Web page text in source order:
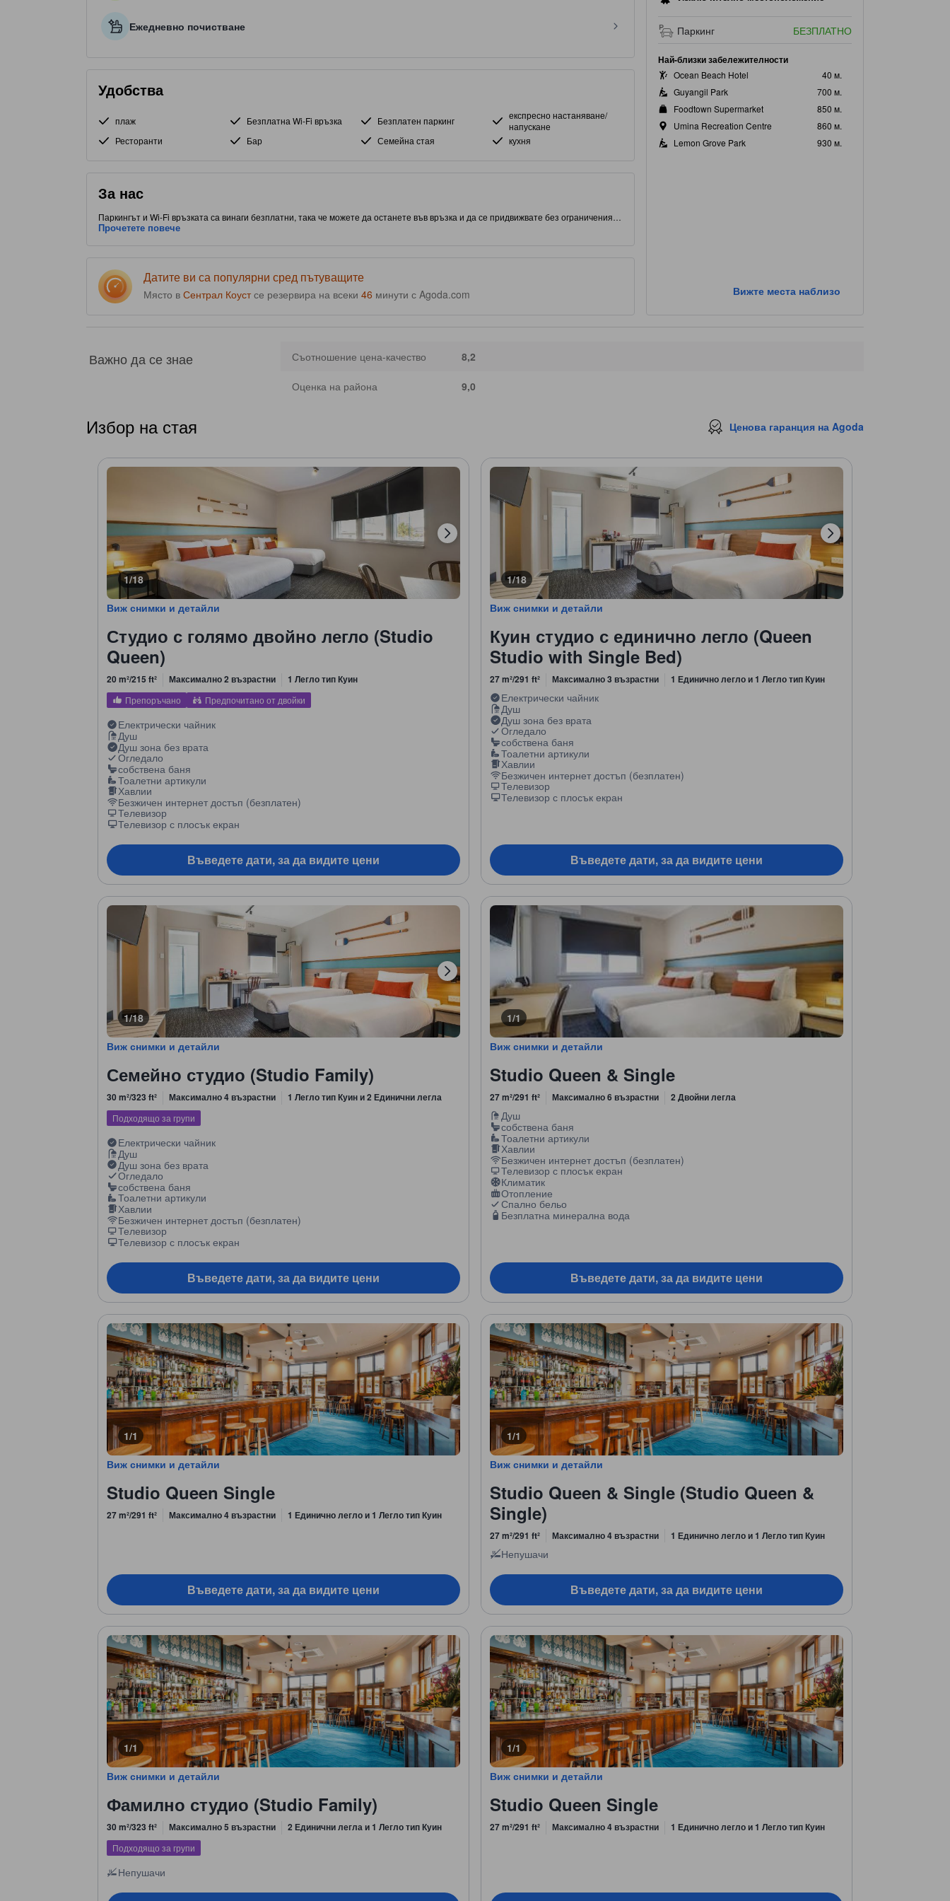
Ежедневно почистване
Удобства
плаж Безплатна Wi-Fi връзка Безплатен паркинг
експресно настаняване/
напускане
Ресторанти
Бар Семейна стая кухня
За нас
Паркингът и Wi-Fi връзката са винаги безплатни, така че можете да останете във връзка и да се придвижвате без ограничения.
С удобно разположение до Умина Бийч, част от Сентрал Коуст, този обект ви дава близък достъп до атракции и интересни
места за хранене. Този обект с 3.5 звезди предлага ресторант, за да направи престоя ви още по-богат и запомнящ се.
Прочетете повече
Датите ви са популярни сред пътуващите
Място в Сентрал Коустсе резервира на всеки 46 минути с Agoda.com
Паркинг БЕЗПЛАТНО
Най-близки забележителности
Ocean Beach Hotel
40 м.
Guyangil Park
700 м.
Foodtown Supermarket
850 м.
Umina Recreation Centre
860 м.
Lemon Grove Park
930 м.
Вижте места наблизо
Важно да се знае Съотношение цена-качество 8,2
Оценка на района 9,0
Избор на стая Ценова гаранция на Agoda
1/18
Виж снимки и детайли
Студио с голямо двойно легло (Studio
Queen)
20 m²/215 ft² Максимално 2 възрастни 1 Легло тип Куин
Препоръчано Предпочитано от двойки
Електрически чайник
Душ
Душ зона без врата
Огледало
собствена баня
Тоалетни артикули
Хавлии
Безжичен интернет достъп (безплатен)
Телевизор
Телевизор с плосък екран
Въведете дати, за да видите цени
1/18
Виж снимки и детайли
Куин студио с единично легло (Queen
Studio with Single Bed)
27 m²/291 ft² Максимално 3 възрастни 1 Единично легло и 1 Легло тип Куин
Електрически чайник
Душ
Душ зона без врата
Огледало
собствена баня
Тоалетни артикули
Хавлии
Безжичен интернет достъп (безплатен)
Телевизор
Телевизор с плосък екран
Въведете дати, за да видите цени
1/18
Виж снимки и детайли
Семейно студио (Studio Family)
30 m²/323 ft² Максимално 4 възрастни 1 Легло тип Куин и 2 Единични легла
Подходящо за групи
Електрически чайник
Душ
Душ зона без врата
Огледало
собствена баня
Тоалетни артикули
Хавлии
Безжичен интернет достъп (безплатен)
Телевизор
Телевизор с плосък екран
Въведете дати, за да видите цени
1/1
Виж снимки и детайли
Studio Queen & Single
27 m²/291 ft² Максимално 6 възрастни 2 Двойни легла
Душ
собствена баня
Тоалетни артикули
Хавлии
Безжичен интернет достъп (безплатен)
Телевизор с плосък екран
Климатик
Отопление
Спално бельо
Безплатна минерална вода
Въведете дати, за да видите цени
1/1
Виж снимки и детайли
Studio Queen Single
27 m²/291 ft² Максимално 4 възрастни 1 Единично легло и 1 Легло тип Куин
Въведете дати, за да видите цени
1/1
Виж снимки и детайли
Studio Queen & Single (Studio Queen &
Single)
27 m²/291 ft² Максимално 4 възрастни 1 Единично легло и 1 Легло тип Куин
Непушачи
Въведете дати, за да видите цени
1/1
Виж снимки и детайли
Фамилно студио (Studio Family)
30 m²/323 ft² Максимално 5 възрастни 2 Единични легла и 1 Легло тип Куин
Подходящо за групи
Непушачи
1/1
Виж снимки и детайли
Studio Queen Single
27 m²/291 ft² Максимално 4 възрастни 1 Единично легло и 1 Легло тип Куин